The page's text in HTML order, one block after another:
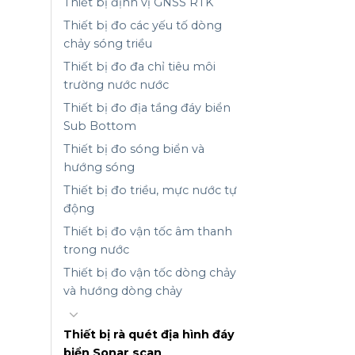
Thiết bị đo các yếu tố dòng
chảy sóng triều
Thiết bị đo đa chỉ tiêu môi
trường nước nước
Thiết bị đo địa tầng đáy biển
Sub Bottom
Thiết bị đo sóng biển và
hướng sóng
Thiết bị đo triều, mực nước tự
động
Thiết bị đo vận tốc âm thanh
trong nước
Thiết bị đo vận tốc dòng chảy
và hướng dòng chảy
Thiết bị rà quét địa hình đáy